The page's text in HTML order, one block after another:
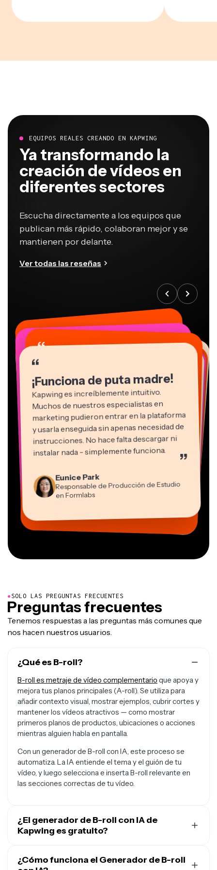
EQUIPOS REALES CREANDO EN KAPWING
Ya transformando la
creación de vídeos en
diferentes sectores
Escucha directamente a los equipos que
publican más rápido, colaboran mejor y se
mantienen por delante.
Ver todas las reseñas
“
¡Funciona de puta madre!
Kapwing es increíblemente intuitivo.
Muchos de nuestros especialistas en
marketing pudieron entrar en la plataforma
y usarla enseguida sin apenas necesidad de
instrucciones. No hace falta descargar ni
instalar nada - simplemente funciona. ”
Eunice Park
Responsable de Producción de Estudio
en Formlabs
“
“
Grant Taleck
Panos Papagapiou
Socio Director en EPATHLON
“
Kerry-lee Farla
Youtuber
Gracie Peng
Director de Contenidos
“
Heidi Rae
Educación
“
Natasha Ball
Consultor
“
Mitch Rawlings
“
Dina Segovia
Trabajador freelance virtual
●SOLO LAS PREGUNTAS FRECUENTES
Preguntas frecuentes
Tenemos respuestas a las preguntas más comunes que
nos hacen nuestros usuarios.
¿Qué es B-roll?
B-roll es metraje de vídeo complementario que apoya y
mejora tus planos principales (A-roll). Se utiliza para
añadir contexto visual, mostrar ejemplos, cubrir cortes y
mantener los vídeos atractivos — como mostrar
primeros planos de productos, ubicaciones o acciones
mientras alguien habla en pantalla.
Con un generador de B-roll con IA, este proceso se
automatiza. La IA entiende el tema y el guión de tu
vídeo, y luego selecciona e inserta B-roll relevante en
las secciones correctas de tu vídeo.
¿El generador de B-roll con IA de
Kapwing es gratuito?
Kapwing de forma gratuita. Nuestras herramientas de
¿Cómo funciona el Generador de B-roll